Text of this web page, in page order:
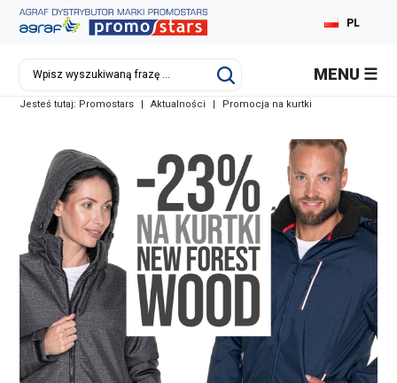
PL
DE
MENU
Jesteś tutaj: Promostars | Aktualności | Promocja na kurtki